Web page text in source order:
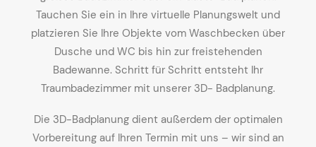
Tauchen Sie ein in Ihre virtuelle Planungswelt und
platzieren Sie Ihre Objekte vom Waschbecken über
Dusche und WC bis hin zur freistehenden
Badewanne. Schritt für Schritt entsteht Ihr
Traumbadezimmer mit unserer 3D- Badplanung.
Die 3D-Badplanung dient außerdem der optimalen
Vorbereitung auf Ihren Termin mit uns – wir sind an